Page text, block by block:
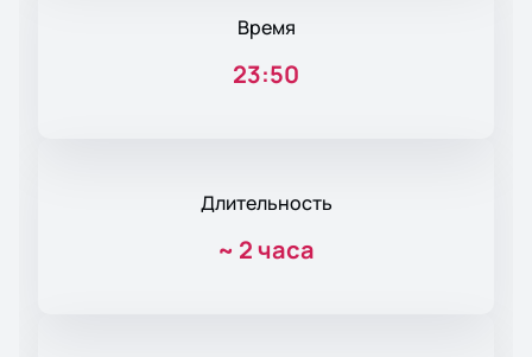
Время
23:50
Длительность
~ 2 часа